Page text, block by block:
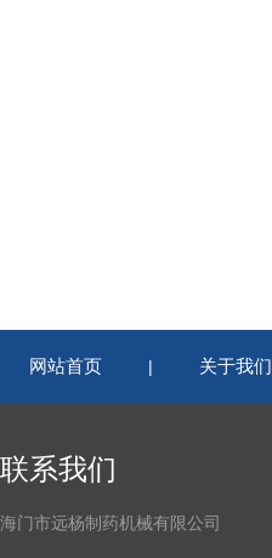
网站首页 | 关于我们
联系我们
海门市远杨制药机械有限公司